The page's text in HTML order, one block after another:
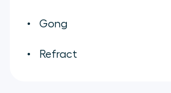
Gong
Refract